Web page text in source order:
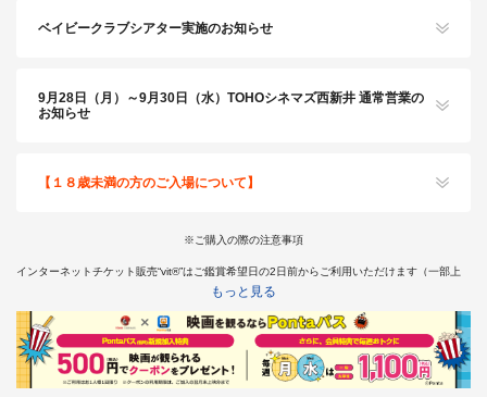
ベイビークラブシアター実施のお知らせ
9月28日（月）～9月30日（水）TOHOシネマズ西新井 通常営業の
お知らせ
【１８歳未満の方のご入場について】
※ご購入の際の注意事項
インターネットチケット販売“vit®”はご鑑賞希望日の2日前からご利用いただけます（一部上
※東京都では18歳未満の方は終映が23：00を過ぎる上映回は、保護者同伴であってもご入場
いただけません。
そのため、18歳未満の方はチケット購入はお受けできかねます。あらかじめご了承くださ
い。
インターネットチケット販売“vit®”より障がい者割引チケットをご購入希望のお客様は こちら
もっと見る